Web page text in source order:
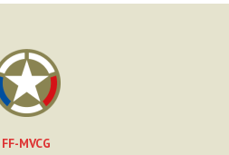
FF-MVCG